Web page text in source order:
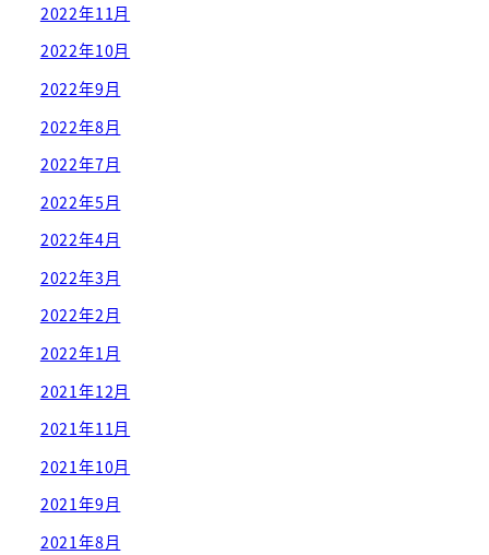
2022年11月
2022年10月
2022年9月
2022年8月
2022年7月
2022年5月
2022年4月
2022年3月
2022年2月
2022年1月
2021年12月
2021年11月
2021年10月
2021年9月
2021年8月